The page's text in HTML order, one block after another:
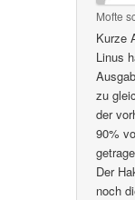
Mofte
Kurze
Linus
zu
der
90%
Der
noch